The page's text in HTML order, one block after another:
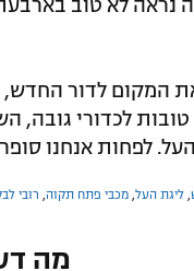
נראה לא טוב
המקום לדור החדש,
לכדורי גובה,
לפחות אנחנו
ליגת העל מכבי פתח תקוה רובי
מה